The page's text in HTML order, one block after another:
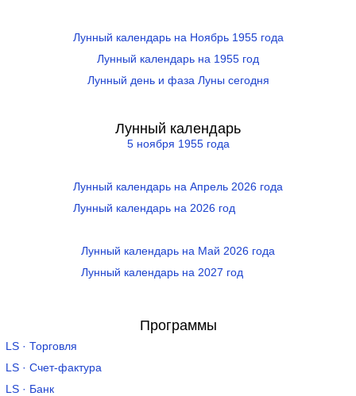
Лунный календарь на Ноябрь 1955 года
Лунный календарь на 1955 год
Лунный день и фаза Луны сегодня
Лунный календарь
5 ноября 1955 года
Лунный календарь на Апрель 2026 года
Лунный календарь на 2026 год
Лунный календарь на Май 2026 года
Лунный календарь на 2027 год
Программы
LS · Торговля
LS · Счет-фактура
LS · Банк